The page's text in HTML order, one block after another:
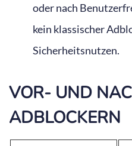
oder nach
kein klassischer
Sicherheitsnutzen.
VOR- UND
ADBLOCKERN